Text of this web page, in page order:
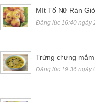
Mít Tố Nữ Rán
Đăng lúc 16:40 ngày
Trứng chưng
Đăng lúc 19:36 ngày